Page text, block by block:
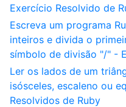
Exercício Resolvido de
Escreva um programa
inteiros e divida o
símbolo de divisão "/" -
Ler os lados de um
isósceles, escaleno ou
Resolvidos de Ruby